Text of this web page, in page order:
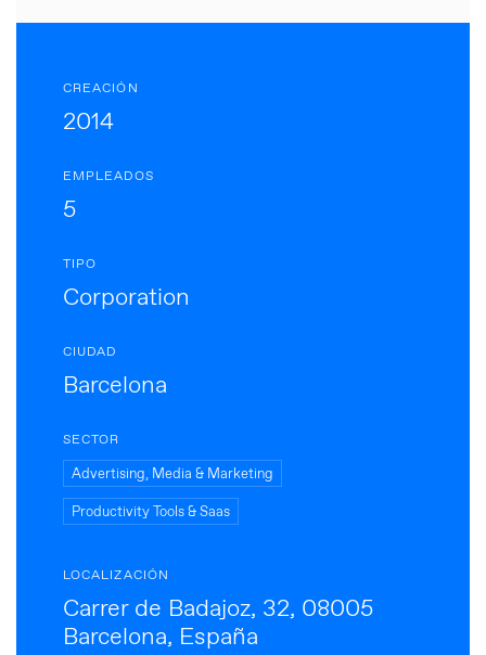
CREACIÓN
2014
EMPLEADOS
5
TIPO
Corporation
CIUDAD
Barcelona
SECTOR
Advertising, Media & Marketing
Productivity Tools & Saas
LOCALIZACIÓN
Carrer de Badajoz, 32, 08005
Barcelona, España